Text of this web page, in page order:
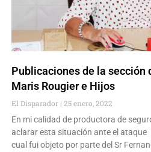
Publicaciones de la sección
Maris Rougier e Hijos
El Disparador 25 enero, 2022
En mi calidad de productora de
aclarar esta situación ante el ataque
cual fui objeto por parte del Sr